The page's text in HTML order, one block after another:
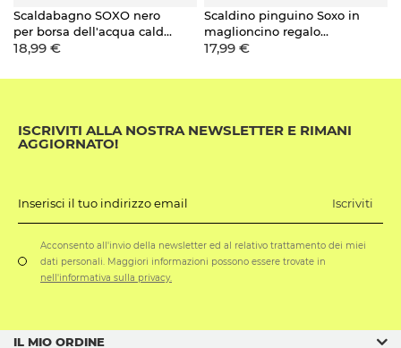
Scaldabagno SOXO nero
per borsa dell'acqua calda
con custodia in peluche
GRANDE 1,8l
18,99 €
Scaldino pinguino Soxo in
maglioncino regalo
divertente Babbo Natale
17,99 €
ISCRIVITI ALLA NOSTRA NEWSLETTER E RIMANI
AGGIORNATO!
Inserisci il tuo indirizzo email Iscriviti
Acconsento all'invio della newsletter ed al relativo trattamento dei miei
dati personali. Maggiori informazioni possono essere trovate in
nell'informativa sulla privacy.
IL MIO ORDINE